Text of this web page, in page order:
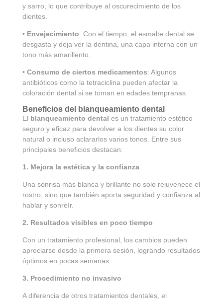
y sarro, lo que contribuye al oscurecimiento de los
dientes.
• Envejecimiento: Con el tiempo, el esmalte dental se
desgasta y deja ver la dentina, una capa interna con un
tono más amarillento.
• Consumo de ciertos medicamentos: Algunos
antibióticos como la tetraciclina pueden afectar la
coloración dental si se toman en edades tempranas.
Beneficios del blanqueamiento dental
El blanqueamiento dental es un tratamiento estético
seguro y eficaz para devolver a los dientes su color
natural o incluso aclararlos varios tonos. Entre sus
principales beneficios destacan:
1. Mejora la estética y la confianza
Una sonrisa más blanca y brillante no solo rejuvenece el
rostro, sino que también aporta seguridad y confianza al
hablar y sonreír.
2. Resultados visibles en poco tiempo
Con un tratamiento profesional, los cambios pueden
apreciarse desde la primera sesión, logrando resultados
óptimos en pocas semanas.
3. Procedimiento no invasivo
A diferencia de otros tratamientos dentales, el